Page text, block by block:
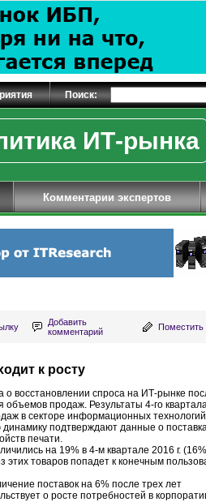
Поиск:
ИТ-рынка
Комментарии экспертов
Добавить
комментарий
Поместить
к росту
восстановлении спроса на ИТ-рынке
продаж. Результаты 4-го квартала
в секторе информационных
динамику подтверждают данные о
печати.
на 19% в 4-м квартале 2016 г.
этих товаров попадет к конечным
поставок на 6% после трех лет
о росте потребностей в